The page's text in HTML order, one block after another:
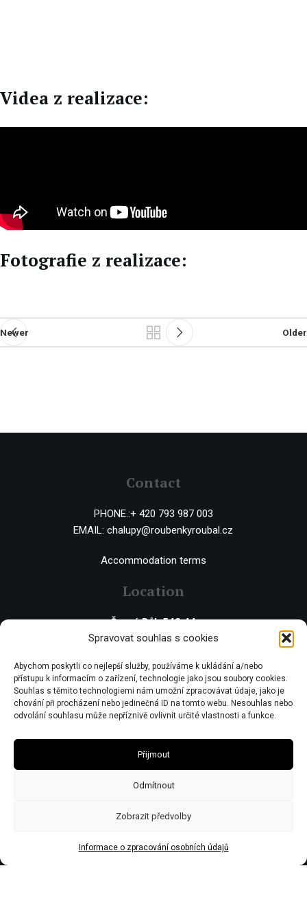
Spravovat souhlas s cookies
Abychom poskytli co nejlepší služby, používáme k ukládání a/nebo
přístupu k informacím o zařízení, technologie jako jsou soubory cookies.
Souhlas s těmito technologiemi nám umožní zpracovávat údaje, jako je
chování při procházení nebo jedinečná ID na tomto webu. Nesouhlas nebo
odvolání souhlasu může nepříznivě ovlivnit určité vlastnosti a funkce.
Přijmout
Odmítnout
Zobrazit předvolby
Informace o zpracování osobních údajů
Videa z realizace:
Fotografie z realizace:
Newer Older
Contact
PHONE.:+ 420 793 987 003
EMAIL:chalupy@roubenkyroubal.cz
Accommodation terms
Location
Černý Důl 543 44
DIČ CZ7506243437
Obecní živnostenský úřad zn:č.j.Ž/2578/08/Ry21953/3